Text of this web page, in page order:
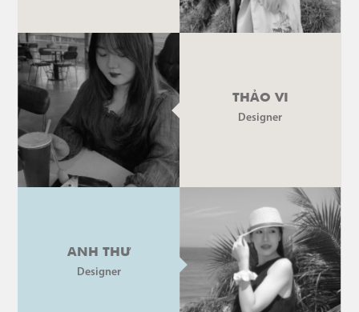
THẢO VI
Designer
ANH THƯ
Designer